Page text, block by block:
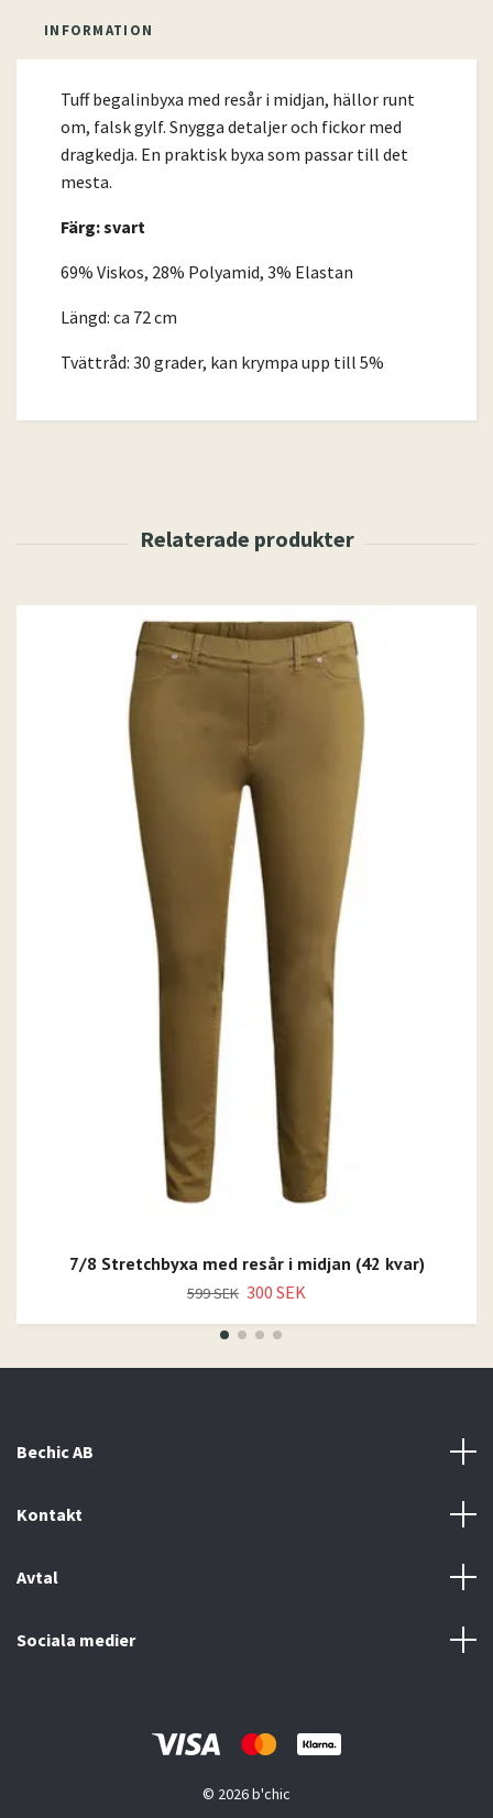
INFORMATION
Tuff begalinbyxa med resår i midjan, hällor runt
om, falsk gylf. Snygga detaljer och fickor med
dragkedja. En praktisk byxa som passar till det
mesta.
Färg: svart
69% Viskos, 28% Polyamid, 3% Elastan
Längd: ca 72 cm
Tvättråd: 30 grader, kan krympa upp till 5%
7/8 Stretchbyxa med resår i midjan (42 kvar)
599 SEK 300 SEK
Bechic AB
Kontakt
Avtal
Sociala medier
© 2026 b'chic